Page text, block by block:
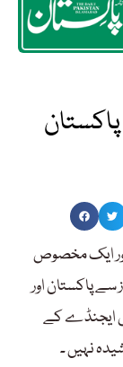
ایک مخصوص
پاکستان اور
ایجنڈے کے
نہیں ۔